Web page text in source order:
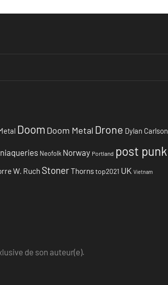
Doom Doom Metal Drone Dylan Carlson
Neofolk Norway Portland post punk
W. Ruch StonerThornstop2021 UK Vietnam
de son auteur(e).